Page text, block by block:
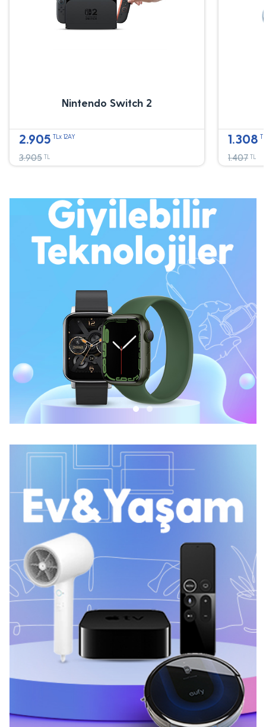
Nintendo Switch 2
2.905 TLx 12AY
3.905 TL
1.308
1.407 TL